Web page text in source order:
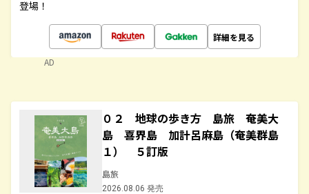
登場！
詳細を見る
AD
０２ 地球の歩き方 島旅 奄美大
島 喜界島 加計呂麻島（奄美群島
１） ５訂版
島旅
2026.08.06 発売